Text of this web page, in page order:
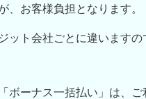
、お客様負担となります。
ット会社ごとに違います
ボーナス一括払い」は、